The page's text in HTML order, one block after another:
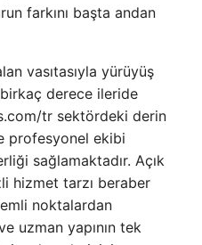
farkını başta andan
vasıtasıyla yürüyüş
derece ileride
tr sektördeki derin
profesyonel ekibi
sağlamaktadır. Açık
hizmet tarzı beraber
noktalardan
uzman yapının tek